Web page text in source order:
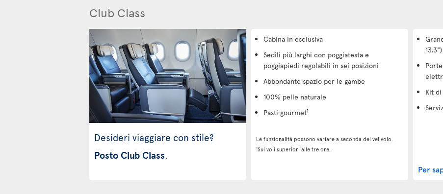
Club Class
Desideri viaggiare con stile?
Posto Club Class.
Cabina in esclusiva
Sedili più larghi con poggiatesta e
poggiapiedi regolabili in sei posizioni
Abbondante spazio per le gambe
100% pelle naturale
Pasti gourmet1
Le funzionalità possono variare a seconda del velivolo.
1Sui voli superiori alle tre ore.
13,3")
Kit di
Per